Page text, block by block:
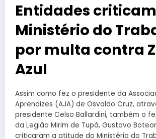
Entidades criticam
Ministério do
por multa contra
Azul
Assim como fez o presidente da
Aprendizes (AJA) de Osvaldo Cruz,
presidente Celso Ballardini, também o
da Legião Mirim de Tupã, Gustavo
criticaram a atitude do Ministério do